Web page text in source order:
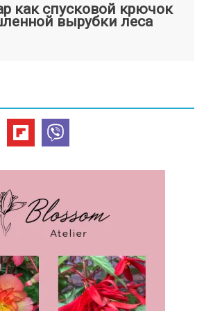
как спусковой крючок
вырубки леса